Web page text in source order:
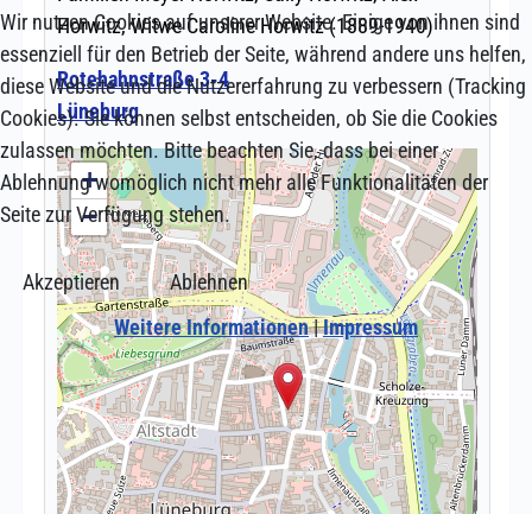
Wir nutzen Cookies auf unserer Website. Einige von ihnen sind
essenziell für den Betrieb der Seite, während andere uns helfen,
diese Website und die Nutzererfahrung zu verbessern (Tracking
Cookies). Sie können selbst entscheiden, ob Sie die Cookies
zulassen möchten. Bitte beachten Sie, dass bei einer
Ablehnung womöglich nicht mehr alle Funktionalitäten der
Seite zur Verfügung stehen.
Akzeptieren
Ablehnen
Weitere Informationen|Impressum